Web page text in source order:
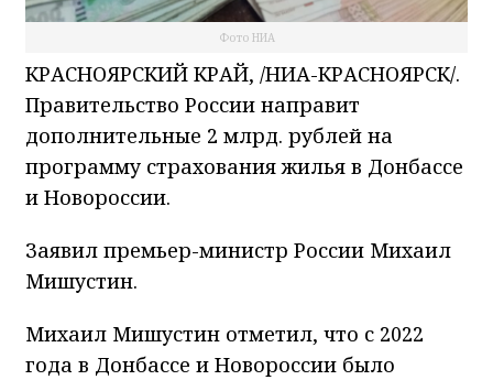
Фото НИА
КРАСНОЯРСКИЙ КРАЙ, /НИА-КРАСНОЯРСК/.
Правительство России направит
дополнительные 2 млрд. рублей на
программу страхования жилья в Донбассе
и Новороссии.
Заявил премьер-министр России Михаил
Мишустин.
Михаил Мишустин отметил, что с 2022
года в Донбассе и Новороссии было